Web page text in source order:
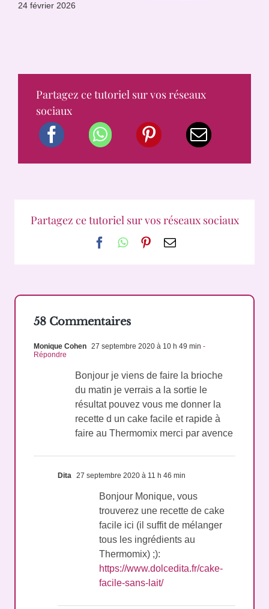
24 février 2026
Partagez ce tutoriel sur vos réseaux
sociaux
Partagez ce tutoriel sur vos réseaux sociaux
Facebook
WhatsApp
Pinterest
Email
58 Commentaires
Monique Cohen 27 septembre 2020 à 10 h 49 min -
Répondre
Bonjour je viens de faire la brioche
du matin je verrais a la sortie le
résultat pouvez vous me donner la
recette d un cake facile et rapide à
faire au Thermomix merci par avence
Dita 27 septembre 2020 à 11 h 46 min
Bonjour Monique, vous
trouverez une recette de cake
facile ici (il suffit de mélanger
tous les ingrédients au
Thermomix) ;):
https://www.dolcedita.fr/cake-
facile-sans-lait/